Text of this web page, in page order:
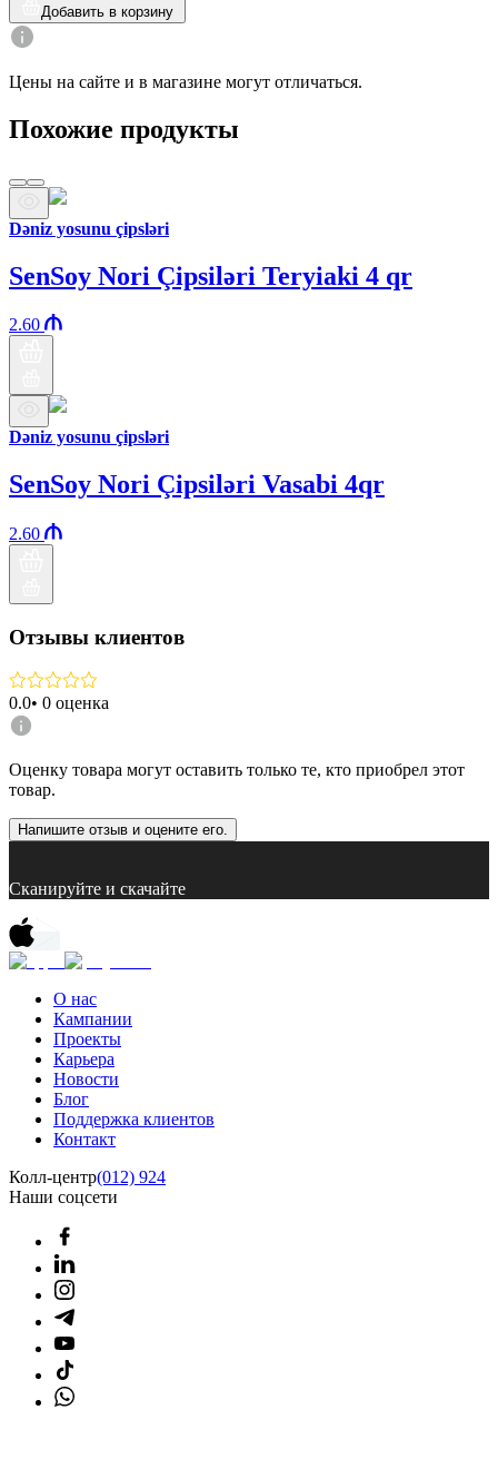
Добавить в корзину
Цены на сайте и в магазине могут отличаться.
Похожие продукты
Dəniz yosunu çipsləri
SenSoy Nori Çipsiləri Teryiaki 4 qr
2.60
Dəniz yosunu çipsləri
SenSoy Nori Çipsiləri Vasabi 4qr
2.60
Отзывы клиентов
0.0• 0 оценка
Оценку товара могут оставить только те, кто приобрел этот
товар.
Напишите отзыв и оцените его.
Сканируйте и скачайте
О нас
Кампании
Проекты
Карьера
Новости
Блог
Поддержка клиентов
Контакт
Колл-центр(012) 924
Наши соцсети